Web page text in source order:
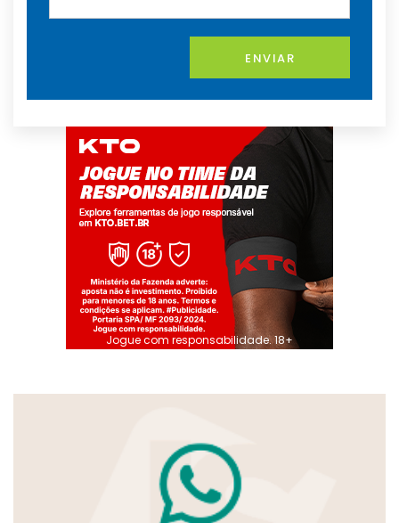
ENVIAR
Jogue com responsabilidade. 18+